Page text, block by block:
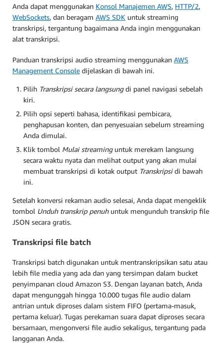
Anda dapat menggunakan Konsol Manajemen AWS, HTTP/2,
WebSockets, dan beragam AWS SDK untuk streaming
transkripsi, tergantung bagaimana Anda ingin menggunakan
alat transkripsi.
Panduan transkripsi audio streaming menggunakan AWS
Management Console dijelaskan di bawah ini.
Pilih Transkripsi secara langsungdi panel navigasi sebelah
kiri.
Pilih opsi seperti bahasa, identifikasi pembicara,
penghapusan konten, dan penyesuaian sebelum streaming
Anda dimulai.
Klik tombol Mulai streaminguntuk merekam langsung
secara waktu nyata dan melihat output yang akan mulai
membuat transkripsi di kotak output Transkripsidi bawah
ini.
Setelah konversi rekaman audio selesai, Anda dapat mengeklik
tombol Unduh transkrip penuhuntuk mengunduh transkrip file
JSON secara gratis.
Transkripsi file batch
Transkripsi batch digunakan untuk mentranskripsikan satu atau
lebih file media yang ada dan yang tersimpan dalam bucket
penyimpanan cloud Amazon S3. Dengan layanan batch, Anda
dapat mengunggah hingga 10.000 tugas file audio dalam
antrian untuk diproses dalam sistem FIFO (pertama-masuk,
pertama keluar). Tugas perekaman suara dapat diproses secara
bersamaan, mengonversi file audio sekaligus, tergantung pada
langganan Anda.